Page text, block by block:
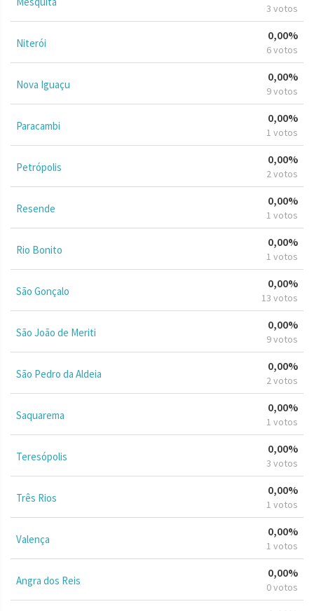
3 votos
Niterói
0,00%
6 votos
Nova Iguaçu
0,00%
9 votos
Paracambi
0,00%
1 votos
Petrópolis
0,00%
2 votos
Resende
0,00%
1 votos
Rio Bonito
0,00%
1 votos
São Gonçalo
0,00%
13 votos
São João de Meriti
0,00%
9 votos
São Pedro da Aldeia
0,00%
2 votos
Saquarema
0,00%
1 votos
Teresópolis
0,00%
3 votos
Três Rios
0,00%
1 votos
Valença
0,00%
1 votos
Angra dos Reis
0,00%
0 votos